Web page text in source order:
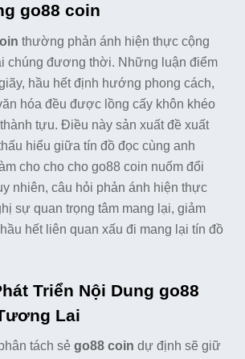
go88 coin
thường phản ánh hiện thực cộng
chúng đương thời. Những luận điểm
hầu hết định hướng phong cách,
hóa đều được lồng cấy khôn khéo
tựu. Điều này sản xuất đề xuất
hiểu giữa tín đồ đọc cùng anh
cho cho cho go88 coin nuốm đổi
nhiên, câu hỏi phản ánh hiện thực
sự quan trọng tâm mang lại, giảm
hết liên quan xấu đi mang lại tín đồ
Triển Nội Dung go88
Lai
tách sẻgo88 coin dự định sẽ giữ